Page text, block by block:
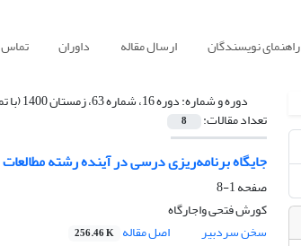
راهنمای نویسندگان ارسال مقاله داوران تماس
دوره و شماره:دوره 16، شماره 63، زمستان 1400 (با تمرکز بر تربیت معلم)
تعداد مقالات: 8
جایگاه برنامه‌ریزی‌ درسی در آینده رشته
صفحه1-8
کورش فتحی واجارگاه
سخن سردبیر
اصل مقاله 256.46 K